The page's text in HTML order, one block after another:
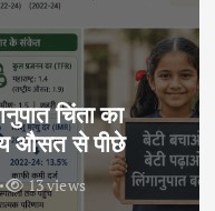
वृद्धि का
दिखाई मजबूत
15 views